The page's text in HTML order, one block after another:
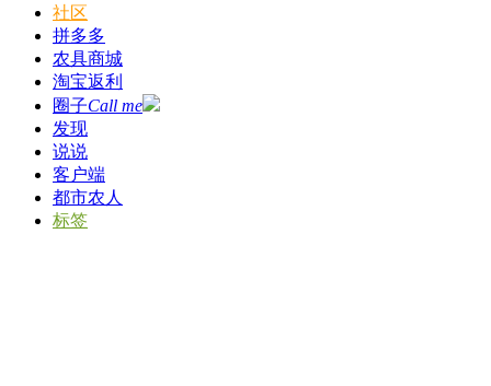
社区
拼多多
农具商城
淘宝返利
圈子Call me
发现
说说
客户端
都市农人
标签